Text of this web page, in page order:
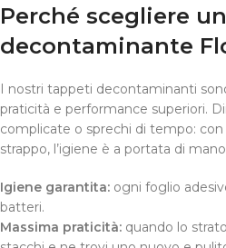
Perché scegliere
decontaminante
I nostri tappeti decontaminanti
praticità e performance superiori.
complicate o sprechi di tempo:
strappo, l’igiene è a portata di
Igiene garantita: ogni foglio
batteri.
Massima praticità: quando lo